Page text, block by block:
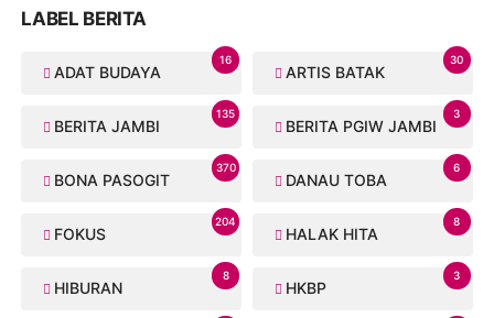
LABEL BERITA
ADAT BUDAYA
16
ARTIS BATAK
30
BERITA JAMBI
135
BERITA PGIW JAMBI
3
BONA PASOGIT
370
DANAU TOBA
6
FOKUS
204
HALAK HITA
8
HIBURAN
8
HKBP
3